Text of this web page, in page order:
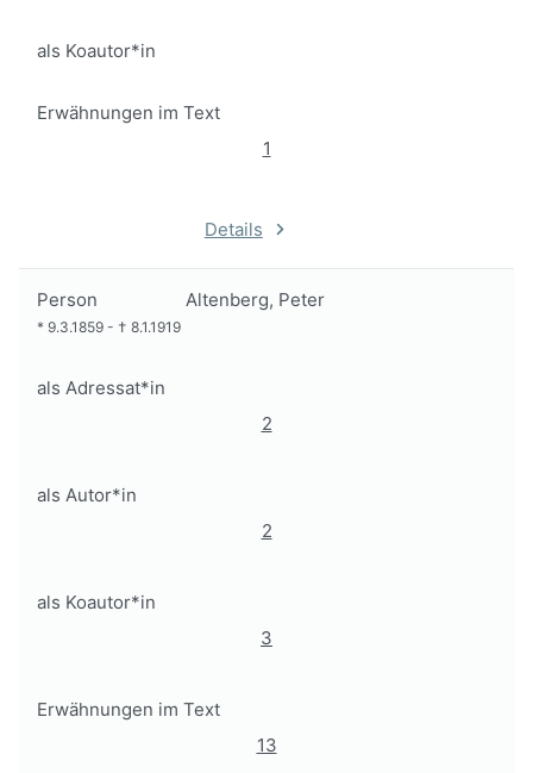
als Koautor*in
Erwähnungen im Text
1
Details
Person Altenberg, Peter
* 9.3.1859 - † 8.1.1919
als Adressat*in
2
als Autor*in
2
als Koautor*in
3
Erwähnungen im Text
13